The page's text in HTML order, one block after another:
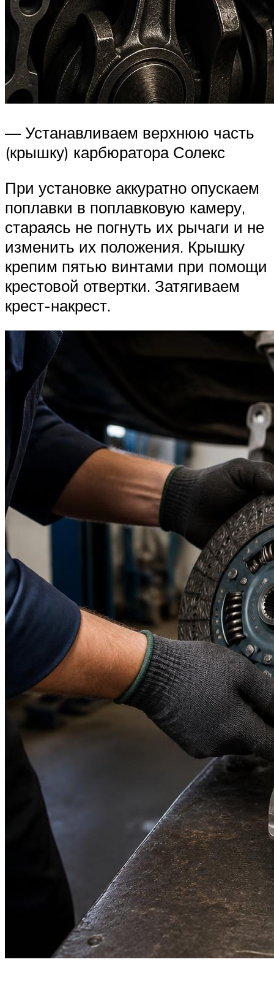
— Устанавливаем верхнюю часть
(крышку) карбюратора Солекс
При установке аккуратно опускаем
поплавки в поплавковую камеру,
стараясь не погнуть их рычаги и не
изменить их положения. Крышку
крепим пятью винтами при помощи
крестовой отвертки. Затягиваем
крест-накрест.